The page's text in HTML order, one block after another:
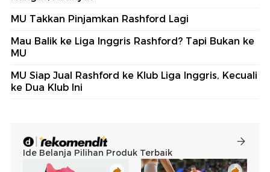
MU Takkan Pinjamkan Rashford Lagi
Mau Balik ke Liga Inggris Rashford? Tapi Bukan ke
MU
MU Siap Jual Rashford ke Klub Liga Inggris, Kecuali
ke Dua Klub Ini